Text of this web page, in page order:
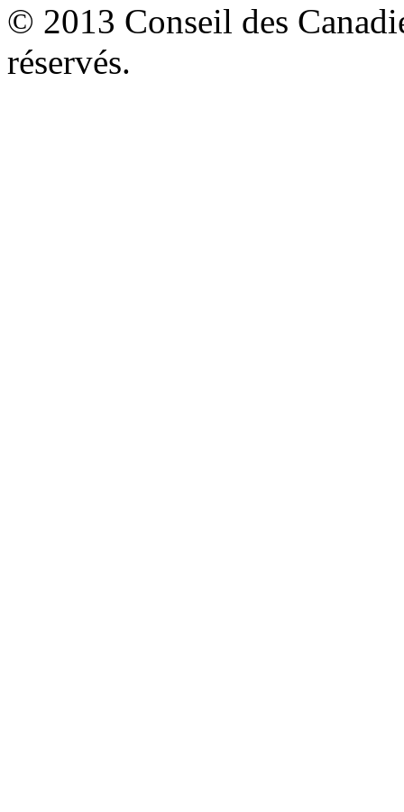
© 2013 Conseil des
réservés.